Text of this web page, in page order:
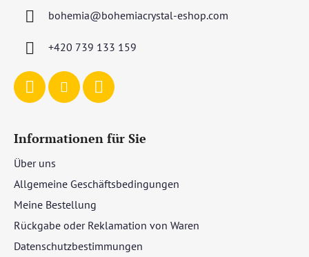
bohemia@bohemiacrystal-eshop.com
+420 739 133 159
Informationen für Sie
Über uns
Allgemeine Geschäftsbedingungen
Meine Bestellung
Rückgabe oder Reklamation von Waren
Datenschutzbestimmungen